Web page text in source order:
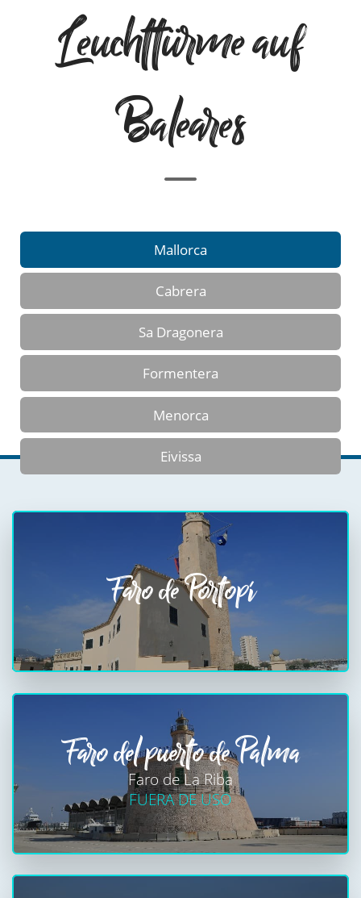
Leuchttürme auf
Baleares
Mallorca
Cabrera
Sa Dragonera
Formentera
Menorca
Eivissa
Faro de Portopí
Faro del puerto de Palma
Faro de La Riba
FUERA DE USO